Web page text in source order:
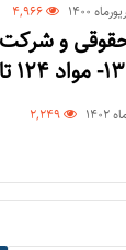
4,966
و شرکت
2,249